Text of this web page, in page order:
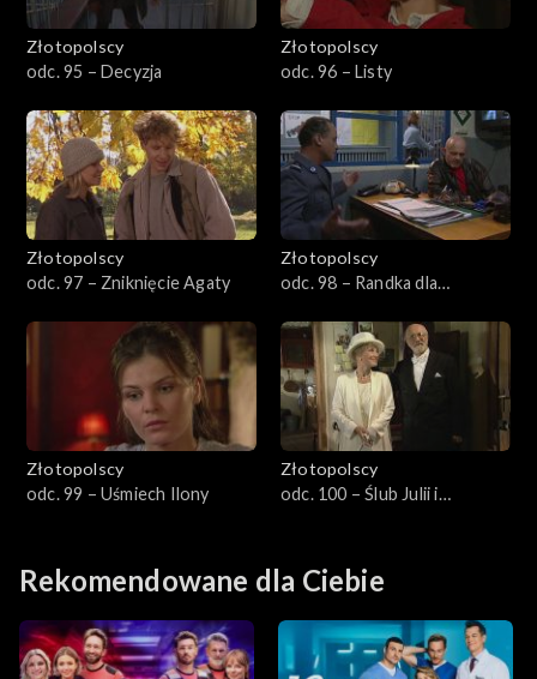
Złotopolscy
odc. 95 – Decyzja
Złotopolscy
odc. 96 – Listy
Złotopolscy
odc. 97 – Zniknięcie Agaty
Złotopolscy
odc. 98 – Randka dla
Złotopolscy
odc. 99 – Uśmiech Ilony
Złotopolscy
odc. 100 – Ślub Julii i
Rekomendowane dla Ciebie